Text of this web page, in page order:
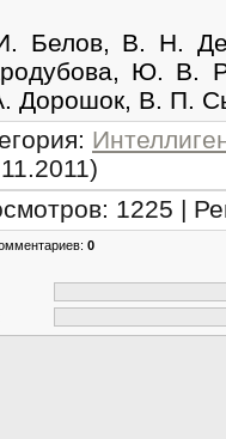
Белов, В. Н.
Ю. В.
Дорошок, В. П.
:
: 1225 |
: 0